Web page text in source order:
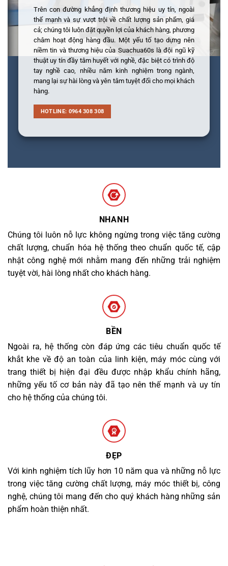
Trên con đường khẳng định thương hiệu uy tín, ngoài
thế mạnh và sự vượt trội về chất lượng sản phẩm, giá
cả; chúng tôi luôn đặt quyền lợi của khách hàng, phương
châm hoạt động hàng đầu. Một yếu tố tạo dựng nên
niềm tin và thương hiệu của Suachua60s là đội ngũ kỹ
thuật uy tín đầy tâm huyết với nghề, đặc biệt có trình độ
tay nghề cao, nhiều năm kinh nghiệm trong ngành,
mang lại sự hài lòng và yên tâm tuyệt đối cho mọi khách
hàng.
HOTLINE: 0964 308 308
NHANH
Chúng tôi luôn nỗ lực không ngừng trong việc tăng cường
chất lượng, chuẩn hóa hệ thống theo chuẩn quốc tế, cập
nhật công nghệ mới nhằm mang đến những trải nghiệm
tuyệt vời, hài lòng nhất cho khách hàng.
BỀN
Ngoài ra, hệ thống còn đáp ứng các tiêu chuẩn quốc tế
khắt khe về độ an toàn của linh kiện, máy móc cùng với
trang thiết bị hiện đại đều được nhập khẩu chính hãng,
những yếu tố cơ bản này đã tạo nên thế mạnh và uy tín
cho hệ thống của chúng tôi.
ĐẸP
Với kinh nghiệm tích lũy hơn 10 năm qua và những nỗ lực
trong việc tăng cường chất lượng, máy móc thiết bị, công
nghệ, chúng tôi mang đến cho quý khách hàng những sản
phẩm hoàn thiện nhất.